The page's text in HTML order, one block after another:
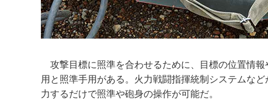
攻撃目標に照準を合わせるために、目標の位置情
用と照準手用がある。火力戦闘指揮統制システムな
力するだけで照準や砲身の操作が可能だ。